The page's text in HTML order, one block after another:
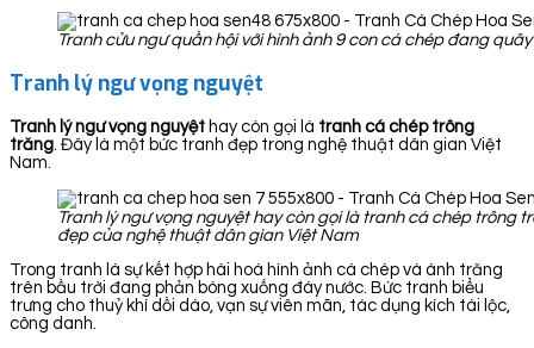
Tranh cửu ngư quần hội với hình ảnh 9 con cá chép đang
Tranh lý ngư vọng nguyệt
Tranh lý ngư vọng nguyệt hay còn gọi là tranh cá chép trông
trăng . Đây là một bức tranh đẹp trong nghệ thuật dân gian Việt
Nam.
Tranh lý ngư vọng nguyệt hay còn gọi là tranh cá chép trông
đẹp của nghệ thuật dân gian Việt Nam
Trong tranh là sự kết hợp hài hoà hình ảnh cá chép và ánh trăng
trên bầu trời đang phản bóng xuống đáy nước. Bức tranh biểu
trưng cho thuỷ khí dồi dào, vạn sự viên mãn, tác dụng kích tài lộc,
công danh.